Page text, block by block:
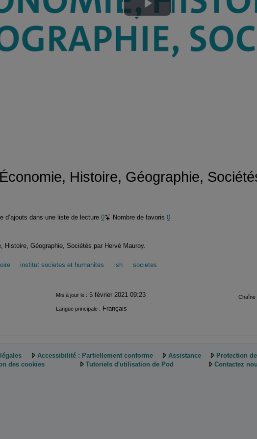
Lire
la
vidéo
Histoire, Géographie,
d’ajouts dans une liste de lecture 0 Nombre de favoris 0
Histoire, Géographie, Sociétés par Hervé Mauroy.
institut societes et humanites ish societes
Mis à jour le : 5 février 2021 09:23 Chaîne
Langue principale : Français
Accessibilité : Partiellement conforme Assistance
Protection
des cookies
Tutoriels d'utilisation de Pod Contactez